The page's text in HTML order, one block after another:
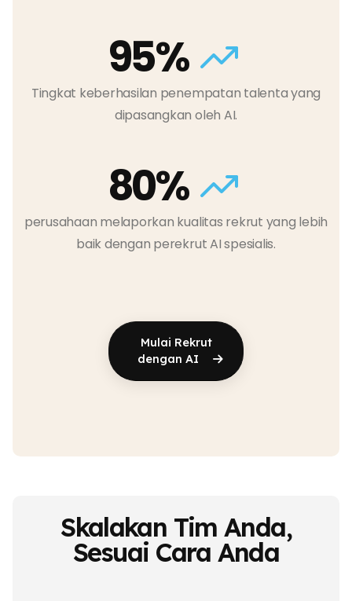
95%
Tingkat keberhasilan penempatan talenta yang
dipasangkan oleh AI.
80%
perusahaan melaporkan kualitas rekrut yang lebih
baik dengan perekrut AI spesialis.
Mulai Rekrut
dengan AI
Skalakan Tim Anda,
Sesuai Cara Anda